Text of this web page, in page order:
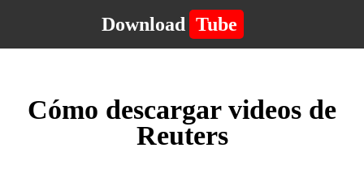
Download Tube
Cómo descargar videos de
Reuters